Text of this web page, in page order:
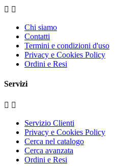
 
Chi siamo
Contatti
Termini e condizioni d'uso
Privacy e Cookies Policy
Ordini e Resi
Servizi
 
Servizio Clienti
Privacy e Cookies Policy
Cerca nel catalogo
Cerca avanzata
Ordini e Resi